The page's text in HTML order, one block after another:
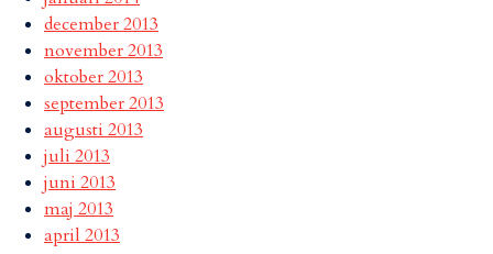
december 2013
november 2013
oktober 2013
september 2013
augusti 2013
juli 2013
juni 2013
maj 2013
april 2013